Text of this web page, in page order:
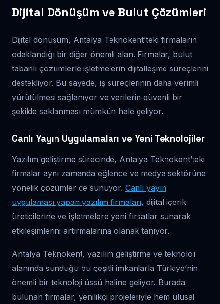
Dijital Dönüşüm ve Bulut Çözümleri
Dijital dönüşüm, Antalya Teknokent’teki firmaların
odaklandığı bir diğer önemli alan. Firmalar, bulut
tabanlı çözümlerle işletmelerin dijitalleşme süreçlerini
destekliyor. Bu sayede, iş süreçlerinin daha verimli
yürütülmesi sağlanıyor ve verilerin güvenli bir
şekilde saklanması mümkün hale geliyor.
Canlı Yayın Uygulamaları ve Yeni Teknolojiler
Yazılım geliştirme sürecinde, Antalya Teknokent’teki
firmalar aynı zamanda eğlence ve medya sektörüne
yönelik çözümler de sunuyor. Canlı yayın
uygulaması yapan yazılım firmaları, dijital içerik
üreticilerine ve işletmelere yeni fırsatlar sunarak
etkileşimlerini artırmalarına olanak tanıyor.
Antalya Teknokent, yazılım geliştirme ve teknoloji
alanında sunduğu bu çeşitli imkanlarla Türkiye’nin
önemli bir teknoloji üssü haline geliyor. Burada
bulunan firmalar, yenilikçi projeleriyle hem ulusal